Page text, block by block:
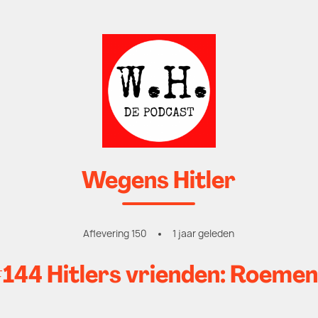
Wegens Hitler
Aflevering 150 1 jaar geleden
Hitlers vrienden: